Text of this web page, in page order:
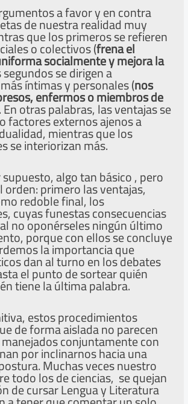
a favor y en contra
de nuestra realidad muy
que los primeros se refieren
o colectivos (frena el
socialmente y mejora la
segundos se dirigen a
íntimas y personales (nos
enfermos o miembros de
En otras palabras, las ventajas se
factores externos ajenos a
mientras que los
se interiorizan más.
algo tan básico , pero
orden: primero las ventajas,
redoble final, los
cuyas funestas consecuencias
no oponérseles ningún último
porque con ellos se concluye
la importancia que
dan al turno en los debates
el punto de sortear quién
tiene la última palabra.
estos procedimientos
de forma aislada no parecen
conjuntamente con
por inclinarnos hacia una
Muchas veces nuestro
todo los de ciencias, se quejan
de cursar Lengua y Literatura